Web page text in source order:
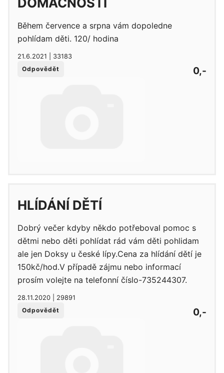
Během července a srpna vám dopoledne
pohlídam děti. 120/ hodina
21.6.2021 | 33183
Odpovědět
0,-
HLÍDÁNÍ DĚTÍ
Dobrý večer kdyby někdo potřeboval pomoc s
dětmi nebo děti pohlídat rád vám děti pohlidam
ale jen Doksy u české lípy.Cena za hlídání dětí je
150kč/hod.V případě zájmu nebo informací
prosím volejte na telefonní číslo-735244307.
28.11.2020 | 29891
Odpovědět
0,-